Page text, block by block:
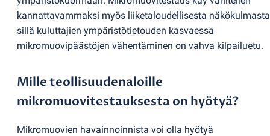
kannattavammaksi myös liiketaloudellisesta
sillä kuluttajien ympäristötietouden kasvaessa
mikromuovipäästöjen vähentäminen on vahva kilpailuetu.
Mille teollisuudenaloille
mikromuovitestauksesta on hyötyä?
Mikromuovien havainnoinnista voi olla hyötyä